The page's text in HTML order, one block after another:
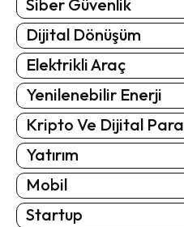
Siber Güvenlik
Dijital Dönüşüm
Elektrikli Araç
Yenilenebilir Enerji
Kripto Ve Dijital Para
Yatırım
Mobil
Startup